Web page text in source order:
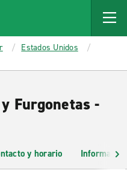
Estados Unidos
Furgonetas -
y horario